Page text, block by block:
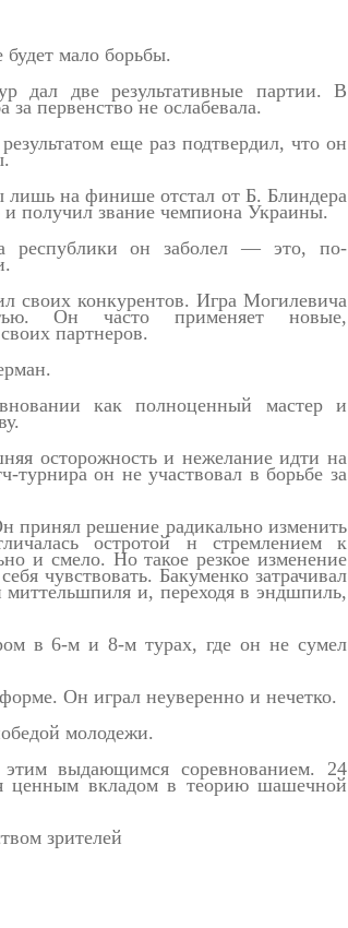
мало борьбы.
дал две результативные партии. В
первенство не ослабевала.
еще раз подтвердил, что он
на финише отстал от Б. Блиндера
и получил звание чемпиона Украины.
республики он заболел — это, по-
своих конкурентов. Игра Могилевича
Он часто применяет новые,
партнеров.
как полноценный мастер и
осторожность и нежелание идти на
он не участвовал в борьбе за
принял решение радикально изменить
остротой н стремлением к
и смело. Но такое резкое изменение
чувствовать. Бакуменко затрачивал
и, переходя в эндшпиль,
в 6-м и 8-м турах, где он не сумел
Он играл неуверенно и нечетко.
молодежи.
выдающимся соревнованием. 24
ценным вкладом в теорию шашечной
зрителей